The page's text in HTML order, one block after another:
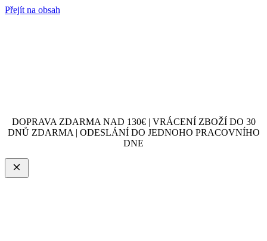
Přejít na obsah
DOPRAVA ZDARMA NAD 130€ | VRÁCENÍ ZBOŽÍ DO 30
DNŮ ZDARMA | ODESLÁNÍ DO JEDNOHO PRACOVNÍHO
DNE